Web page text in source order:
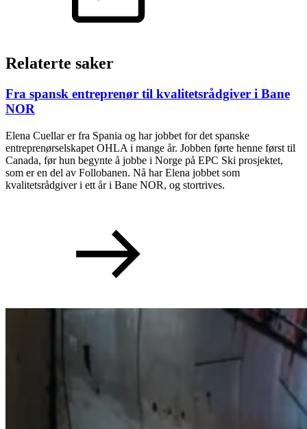
Relaterte saker
Fra spansk entreprenør til kvalitetsrådgiver i Bane
NOR
Elena Cuellar er fra Spania og har jobbet for det spanske
entreprenørselskapet OHLA i mange år. Jobben førte henne først til
Canada, før hun begynte å jobbe i Norge på EPC Ski prosjektet,
som er en del av Follobanen. Nå har Elena jobbet som
kvalitetsrådgiver i ett år i Bane NOR, og stortrives.